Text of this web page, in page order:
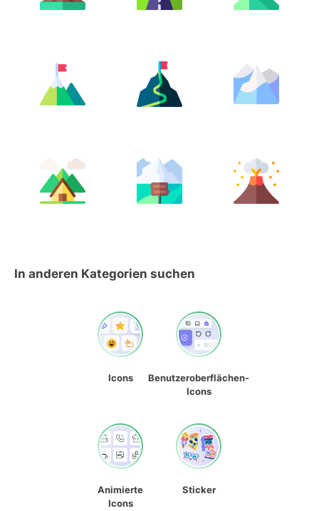
In anderen Kategorien suchen
Icons
Benutzeroberflächen-
Icons
Animierte
Icons
Sticker